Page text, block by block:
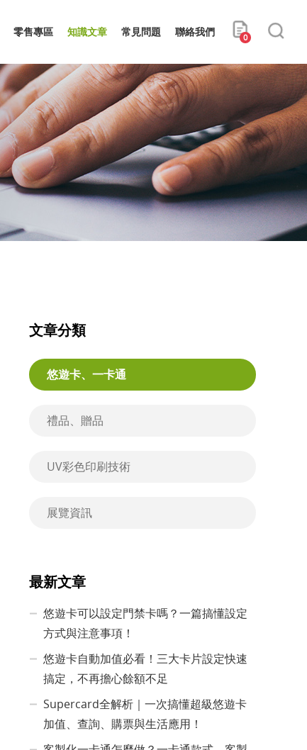
零售專區 知識文章 常見問題 聯絡我們 0
文章分類
悠遊卡、一卡通
禮品、贈品
UV彩色印刷技術
展覽資訊
最新文章
悠遊卡可以設定門禁卡嗎？一篇搞懂設定
方式與注意事項！
悠遊卡自動加值必看！三大卡片設定快速
搞定，不再擔心餘額不足
Supercard全解析｜一次搞懂超級悠遊卡
加值、查詢、購票與生活應用！